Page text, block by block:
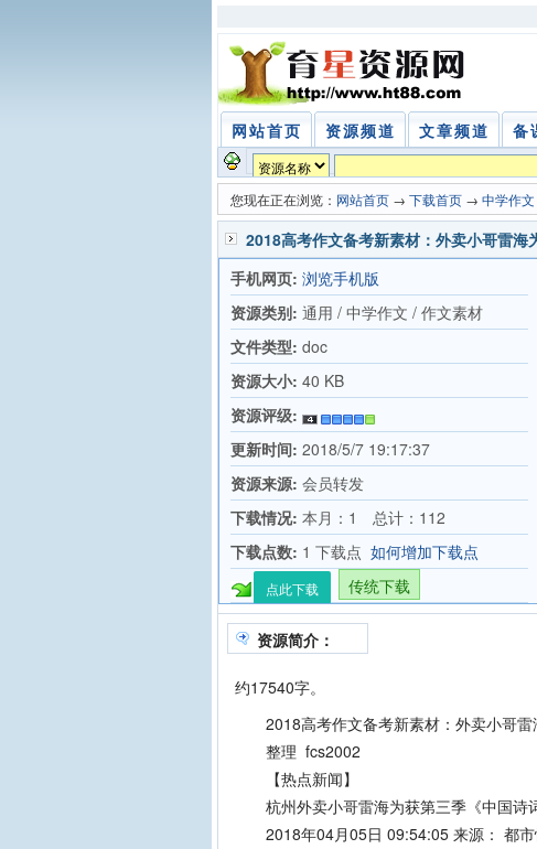
网站首页 资源频道 文章频道 备
您现在正在浏览： 网站首页 → 下载首页 → 中学作文
2018高考作文备考新素材：外卖小哥雷
手机网页: 浏览手机版
资源类别: 通用 / 中学作文 / 作文素材
文件类型: doc
资源大小: 40 KB
资源评级:
更新时间: 2018/5/7 19:17:37
资源来源: 会员转发
下载情况: 本月：1 总计：112
下载点数: 1 下载点 如何增加下载点
点此下载 传统下载
资源简介：
约17540字。
2018高考作文备考新素材：外卖小哥雷
整理 fcs2002
【热点新闻】
杭州外卖小哥雷海为获第三季《中国诗
2018年04月05日 09:54:05 来源： 都市